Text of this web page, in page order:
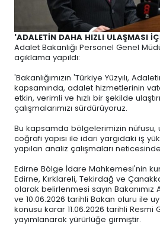
'ADALETİN DAHA HIZLI ULAŞMASI
Adalet Bakanlığı Personel Genel
açıklama yapıldı:
'Bakanlığımızın 'Türkiye Yüzyılı,
kapsamında, adalet hizmetlerinin
etkin, verimli ve hızlı bir şekilde
çalışmalarımızı sürdürüyoruz.
Bu kapsamda bölgelerimizin nüfusu,
coğrafi yapısı ile idari yargıdaki iş
yapılan analiz çalışmaları
Edirne Bölge İdare Mahkemesi'nin
Edirne, Kırklareli, Tekirdağ ve
olarak belirlenmesi sayın Bakanımız
ve 10.06.2026 tarihli Bakan oluru ile
konusu karar 11.06.2026 tarihli Resmi
yayımlanarak yürürlüğe girmiştir.